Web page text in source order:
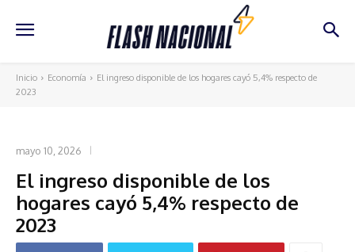
Inicio Economía
El ingreso disponible de los hogares cayó 5,4% respecto de
2023
mayo 10, 2026
El ingreso disponible de los
hogares cayó 5,4% respecto de
2023